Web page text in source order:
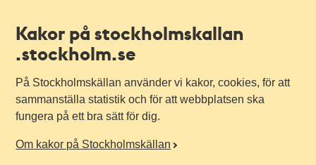
Kakor på stockholmskallan
.stockholm.se
På Stockholmskällan använder vi kakor, cookies, för att
sammanställa statistik och för att webbplatsen ska
fungera på ett bra sätt för dig.
Om kakor på Stockholmskällan